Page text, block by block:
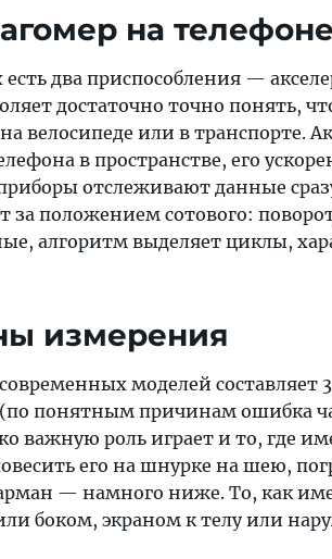
на телефоне
два приспособления —
достаточно точно понять,
велосипеде или в транспорте.
в пространстве, его
отслеживают данные
за положением сотового:
алгоритм выделяет циклы,
измерения
моделей составляет
(по понятным причинам ошибка
важную роль играет и то, где
его на шнурке на шею,
— намного ниже. То, как
боком, экраном к телу или